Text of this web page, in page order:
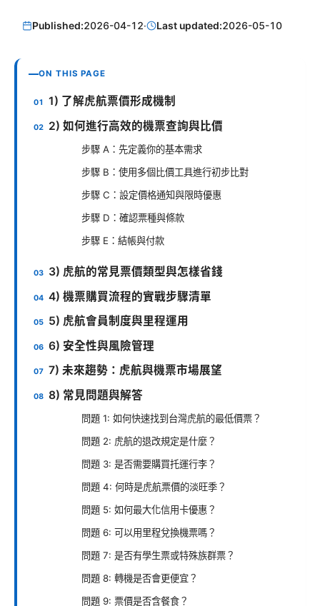
Published:2026-04-12· Last updated:2026-05-10
ON THIS PAGE
1) 了解虎航票價形成機制
2) 如何進行高效的機票查詢與比價
步驟 A：先定義你的基本需求
步驟 B：使用多個比價工具進行初步比對
步驟 C：設定價格通知與限時優惠
步驟 D：確認票種與條款
步驟 E：結帳與付款
3) 虎航的常見票價類型與怎樣省錢
4) 機票購買流程的實戰步驟清單
5) 虎航會員制度與里程運用
6) 安全性與風險管理
7) 未來趨勢：虎航與機票市場展望
8) 常見問題與解答
問題 1: 如何快速找到台灣虎航的最低價票？
問題 2: 虎航的退改規定是什麼？
問題 3: 是否需要購買托運行李？
問題 4: 何時是虎航票價的淡旺季？
問題 5: 如何最大化信用卡優惠？
問題 6: 可以用里程兌換機票嗎？
問題 7: 是否有學生票或特殊族群票？
問題 8: 轉機是否會更便宜？
問題 9: 票價是否含餐食？